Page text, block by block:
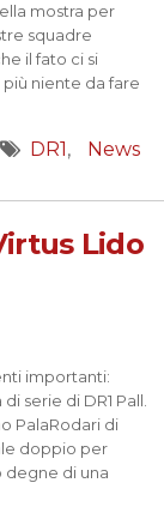
mostra per
squadre
il fato ci si
niente da fare
a una sconfitta!!
soprattutto a
DR1 News
Lido
importanti:
serie di DR1 Pall.
PalaRodari di
doppio per
degne di una
dieci minuti e